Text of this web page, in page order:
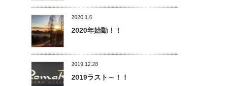
2020.1.6
2020年始動！！
2019.12.28
2019ラスト～！！